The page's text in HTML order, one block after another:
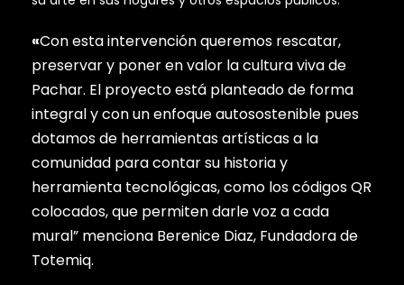
«Con esta intervención queremos rescatar,
preservar y poner en valor la cultura viva de
Pachar. El proyecto está planteado de forma
integral y con un enfoque autosostenible pues
dotamos de herramientas artísticas a la
comunidad para contar su historia y
herramienta tecnológicas, como los códigos QR
colocados, que permiten darle voz a cada
mural” menciona Berenice Diaz, Fundadora de
Totemiq.